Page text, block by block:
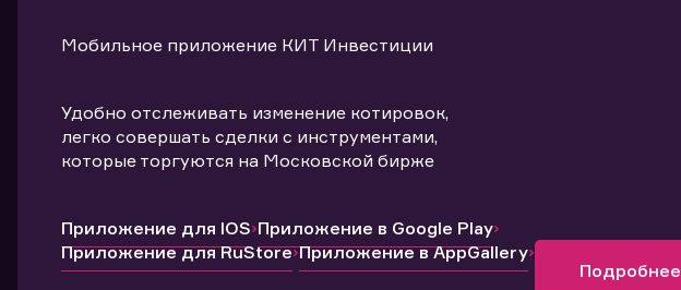
Мобильное приложение КИТ Инвестиции
Удобно отслеживать изменение котировок,
легко совершать сделки с инструментами,
которые торгуются на Московской бирже
Приложение для IOS Приложение в Google Play
Приложение для RuStore Приложение в AppGallery
Подробнее